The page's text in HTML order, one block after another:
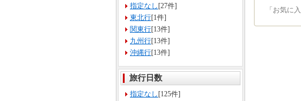
指定なし [27件]
東北行[1件]
関東行[13件]
九州行[13件]
沖縄行[13件]
旅行日数
指定なし [125件]
「お気に